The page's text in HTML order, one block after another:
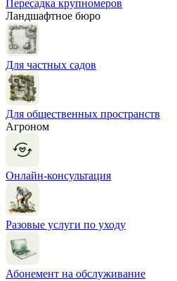
Пересадка крупномеров
Ландшафтное бюро
Для частных садов
Для общественных пространств
Агроном
Онлайн-консультация
Разовые услуги по уходу
Абонемент на обслуживание